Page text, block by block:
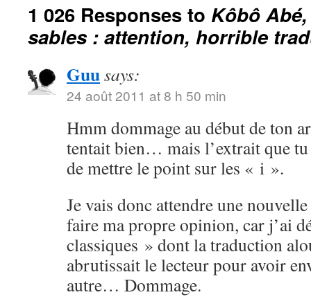
1 026 Responses to Kôbô
sables : attention, horrible
Guusays:
24 août 2011 at 8 h 50 min
Hmm dommage au début de ton
tentait bien… mais l’extrait que
de mettre le point sur les « i ».
Je vais donc attendre une
faire ma propre opinion, car j’ai
classiques » dont la traduction
abrutissait le lecteur pour avoir
autre… Dommage.